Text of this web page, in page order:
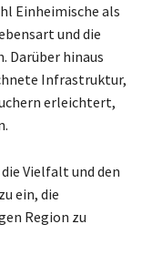
Einheimische als
und die
Darüber hinaus
Infrastruktur,
erleichtert,
Vielfalt und den
ein, die
Region zu